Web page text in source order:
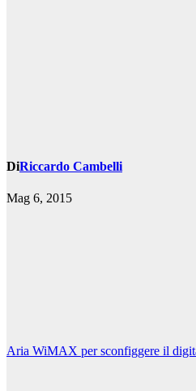
DiRiccardo Cambelli
Mag 6, 2015
Navigazione
Aria WiMAX per sconfiggere il